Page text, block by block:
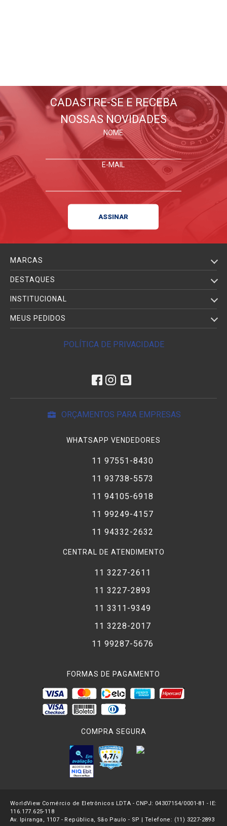
E tudo sobre fotografia
FIQUE POR DENTRO
CADASTRE-SE E RECEBA
NOSSAS NOVIDADES
NOME
E-MAIL
MARCAS
DESTAQUES
INSTITUCIONAL
MEUS PEDIDOS
POLÍTICA DE PRIVACIDADE
ORÇAMENTOS PARA EMPRESAS
WHATSAPP VENDEDORES
11 97551-8430
11 93738-5573
11 94105-6918
11 99249-4157
11 94332-2632
CENTRAL DE ATENDIMENTO
11 3227-2611
11 3227-2893
11 3311-9349
11 3228-2017
11 99287-5676
FORMAS DE PAGAMENTO
COMPRA SEGURA
WorldView Comércio de Eletrônicos LDTA - CNPJ: 04307154/0001-81 - IE:
116.177.625-118
Av. Ipiranga, 1107 - República, São Paulo - SP | Telefone: (11) 3227-2893